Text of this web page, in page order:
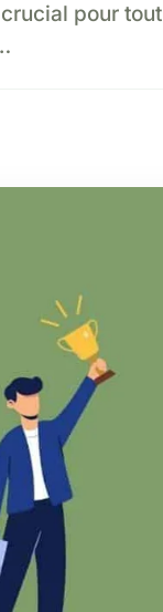
pour tout